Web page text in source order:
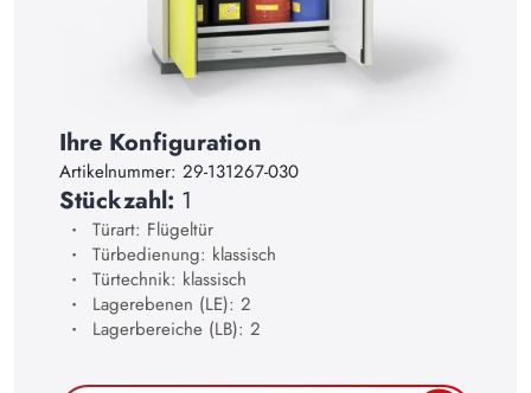
19
20
21
Ihre Konfiguration
Artikelnummer: 29-131267-030
Stückzahl: 1
Türart: Flügeltür
Türbedienung: klassisch
Türtechnik: klassisch
Lagerebenen (LE): 2
Lagerbereiche (LB): 2